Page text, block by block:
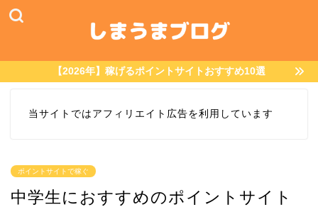
【2026年】稼げるポイントサイトおすすめ10選
当サイトではアフィリエイト広告を利用しています
ポイントサイトで稼ぐ
中学生におすすめのポイントサイト